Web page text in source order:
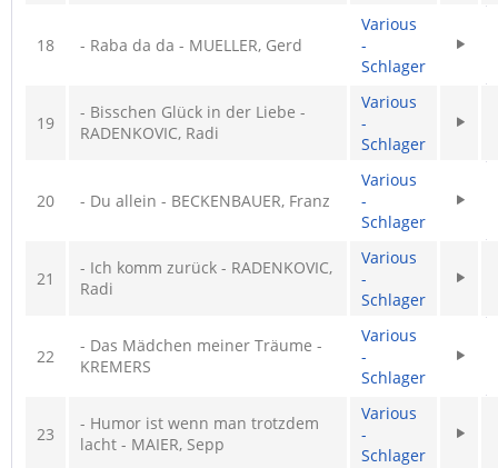
18 - Raba da da - MUELLER, Gerd
Various
-
Schlager
19
- Bisschen Glück in der Liebe -
RADENKOVIC, Radi
Various
-
Schlager
20 - Du allein - BECKENBAUER, Franz
Various
-
Schlager
21
- Ich komm zurück - RADENKOVIC,
Radi
Various
-
Schlager
22
- Das Mädchen meiner Träume -
KREMERS
Various
-
Schlager
23
- Humor ist wenn man trotzdem
lacht - MAIER, Sepp
Various
-
Schlager